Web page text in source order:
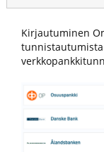
Kirjautuminen